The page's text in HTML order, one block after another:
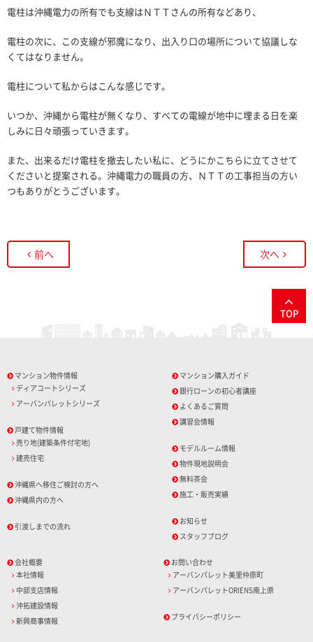
電柱は沖縄電力の所有でも支線はＮＴＴさんの所有などあり、
電柱の次に、この支線が邪魔になり、出入り口の場所について協議しな
くてはなりません。
電柱について私からはこんな感じです。
いつか、沖縄から電柱が無くなり、すべての電線が地中に埋まる日を楽
しみに日々頑張っていきます。
また、出来るだけ電柱を撤去したい私に、どうにかこちらに立てさせて
くださいと提案される。沖縄電力の職員の方、ＮＴＴの工事担当の方い
つもありがとうございます。
次へ
前へ
TOP
マンション物件情報
ディアコートシリーズ
アーバンパレットシリーズ
戸建て物件情報
売り地(建築条件付宅地)
建売住宅
沖縄県へ移住ご検討の方へ
沖縄県内の方へ
引渡しまでの流れ
マンション購入ガイド
銀行ローンの初心者講座
よくあるご質問
講習会情報
モデルルーム情報
物件現地説明会
無料茶会
施工・販売実績
お知らせ
スタッフブログ
会社概要
本社情報
中部支店情報
沖拓建設情報
新興商事情報
お問い合わせ
アーバンパレット美里仲原町
アーバンパレットORIENS南上原
プライバシーポリシー